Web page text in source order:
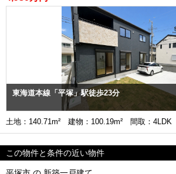
東海道本線「平塚」駅徒歩23分
土地：140.71m² 建物：100.19m² 間取：4LDK
この物件と条件の近い物件